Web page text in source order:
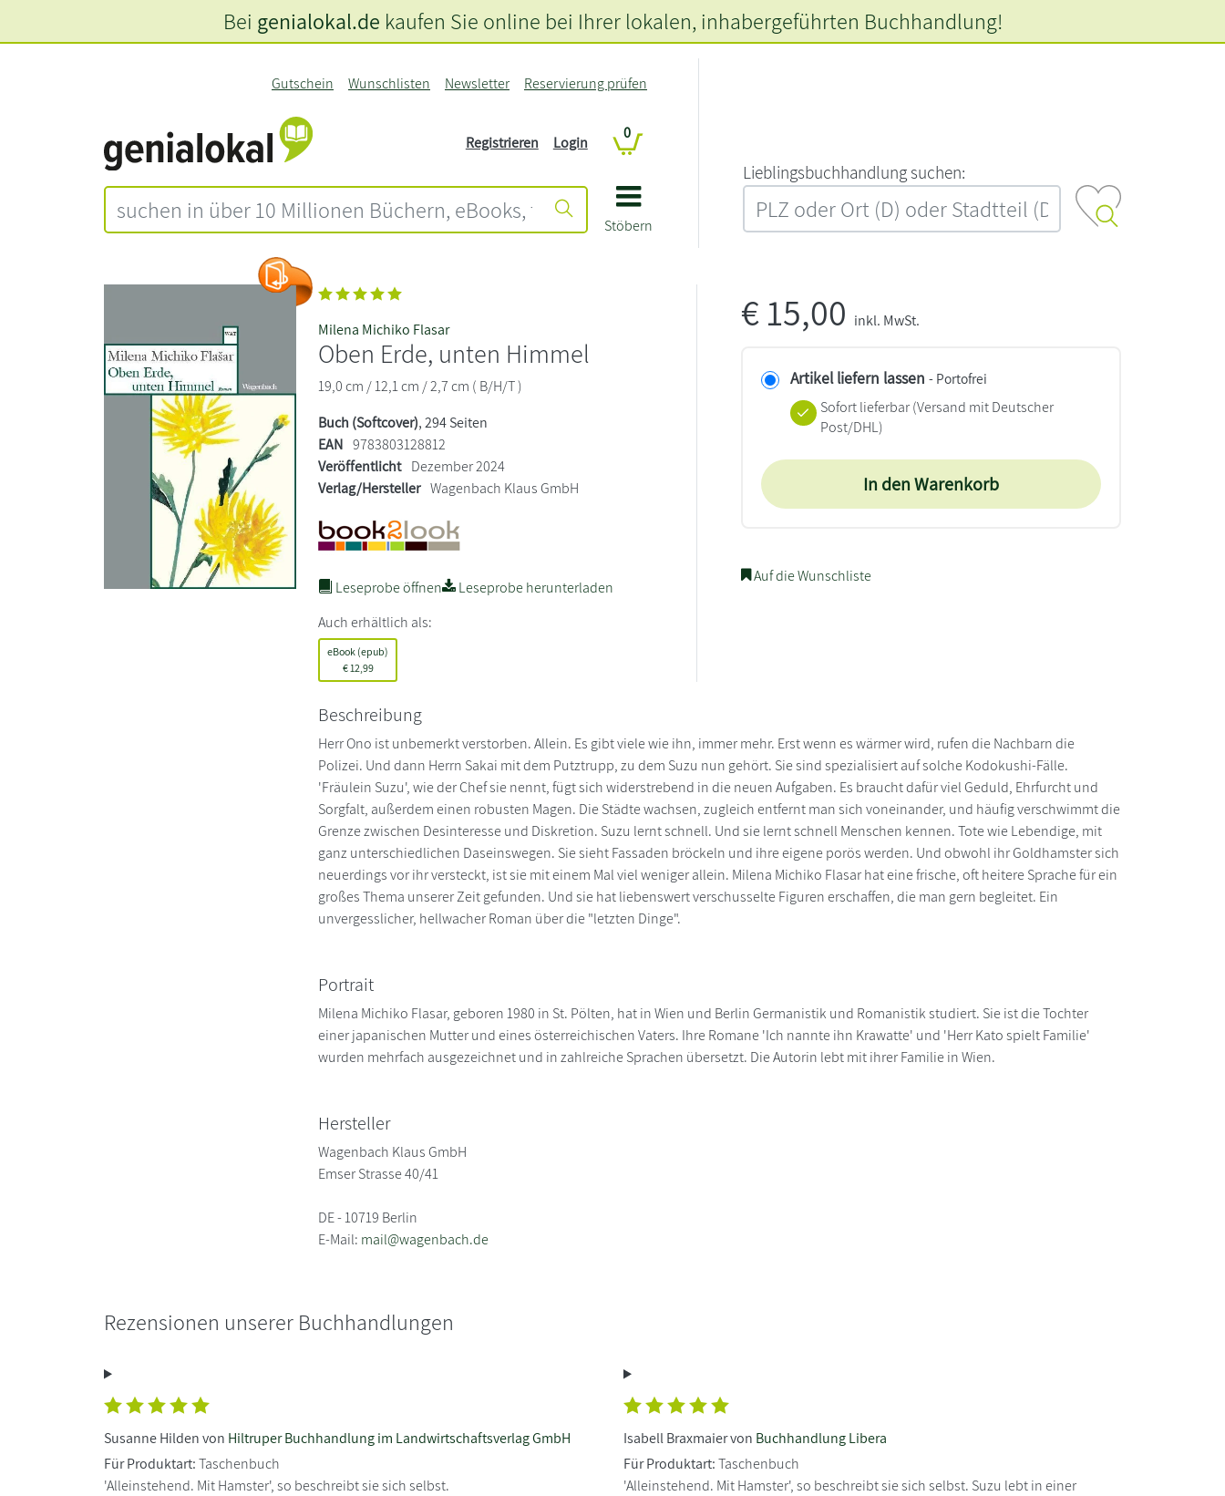
Stöbern
Gutschein Wunschlisten Newsletter Reservierung prüfen
Registrieren Login
0
L‍i‍e‍b‍l‍i‍n‍g‍s‍b‍u‍c‍h‍h‍a‍n‍d‍l‍u‍n‍g‍ ‍s‍u‍c‍h‍e‍n‍:‍
Bei genialokal.de kaufen Sie online bei Ihrer lokalen, inhabergeführten Buchhandlung!
Milena Michiko Flasar
Oben Erde, unten Himmel
19,0 cm / 12,1 cm / 2,7 cm ( B/H/T )
Buch (Softcover), 294 Seiten
EAN 9783803128812
Veröffentlicht Dezember 2024
Verlag/Hersteller Wagenbach Klaus GmbH
Leseprobe öffnen
Leseprobe herunterladen
Auch erhältlich als:
eBook (epub)
€12,99
€15,00 inkl. MwSt.
Artikel liefern lassen - Portofrei
Sofort lieferbar(Versand mit Deutscher
Post/DHL)
In den Warenkorb
Auf die Wunschliste
Beschreibung
Herr Ono ist unbemerkt verstorben. Allein. Es gibt viele wie ihn, immer mehr. Erst wenn es wärmer wird, rufen die Nachbarn die
Polizei. Und dann Herrn Sakai mit dem Putztrupp, zu dem Suzu nun gehört. Sie sind spezialisiert auf solche Kodokushi-Fälle.
'Fräulein Suzu', wie der Chef sie nennt, fügt sich widerstrebend in die neuen Aufgaben. Es braucht dafür viel Geduld, Ehrfurcht und
Sorgfalt, außerdem einen robusten Magen. Die Städte wachsen, zugleich entfernt man sich voneinander, und häufig verschwimmt die
Grenze zwischen Desinteresse und Diskretion. Suzu lernt schnell. Und sie lernt schnell Menschen kennen. Tote wie Lebendige, mit
ganz unterschiedlichen Daseinswegen. Sie sieht Fassaden bröckeln und ihre eigene porös werden. Und obwohl ihr Goldhamster sich
neuerdings vor ihr versteckt, ist sie mit einem Mal viel weniger allein. Milena Michiko Flasar hat eine frische, oft heitere Sprache für ein
großes Thema unserer Zeit gefunden. Und sie hat liebenswert verschusselte Figuren erschaffen, die man gern begleitet. Ein
unvergesslicher, hellwacher Roman über die "letzten Dinge".
Portrait
Milena Michiko Flasar, geboren 1980 in St. Pölten, hat in Wien und Berlin Germanistik und Romanistik studiert. Sie ist die Tochter
einer japanischen Mutter und eines österreichischen Vaters. Ihre Romane 'Ich nannte ihn Krawatte' und 'Herr Kato spielt Familie'
wurden mehrfach ausgezeichnet und in zahlreiche Sprachen übersetzt. Die Autorin lebt mit ihrer Familie in Wien.
Hersteller
Wagenbach Klaus GmbH
Emser Strasse 40/41
DE - 10719 Berlin
E-Mail: mail@wagenbach.de
Rezensionen unserer Buchhandlungen
Susanne Hilden von Hiltruper Buchhandlung im Landwirtschaftsverlag GmbH
Für Produktart:Taschenbuch
'Alleinstehend. Mit Hamster', so beschreibt sie sich selbst.
Isabell Braxmaier von Buchhandlung Libera
Für Produktart:Taschenbuch
'Alleinstehend. Mit Hamster', so beschreibt sie sich selbst. Suzu lebt in einer